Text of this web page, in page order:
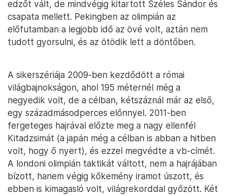
edzőt vált, de mindvégig kitartott Széles Sándor és
csapata mellett. Pekingben az olimpián az
előfutamban a legjobb idő az övé volt, aztán nem
tudott gyorsulni, és az ötödik lett a döntőben.
A sikerszériája 2009-ben kezdődött a római
világbajnokságon, ahol 195 méternél még a
negyedik volt, de a célban, kétszáznál már az első,
egy századmásodperces előnnyel. 2011-ben
fergeteges hajrával előzte meg a nagy ellenfél
Kitadzsimát (a japán még a célban is abban a hitben
volt, hogy ő nyert), és ezzel megvédte a vb-címét.
A londoni olimpián taktikát váltott, nem a hajrájában
bízott, hanem végig kőkemény iramot úszott, és
ebben is kimagasló volt, világrekorddal győzött. Két